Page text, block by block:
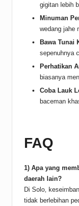
gigitan lebih
Minuman
wedang jahe
Bawa Tunai
sepenuhnya
Perhatikan
biasanya
Coba Lauk
baceman
FAQ
1) Apa yang
daerah lain?
Di Solo,
tidak berlebihan